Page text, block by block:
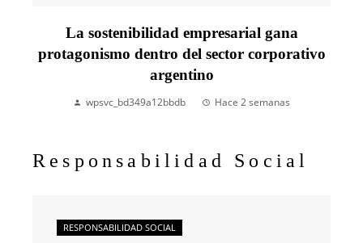
La sostenibilidad empresarial gana
protagonismo dentro del sector corporativo
argentino
wpsvc_bd349a12bbdb Hace 2 semanas
Responsabilidad Social
RESPONSABILIDAD SOCIAL